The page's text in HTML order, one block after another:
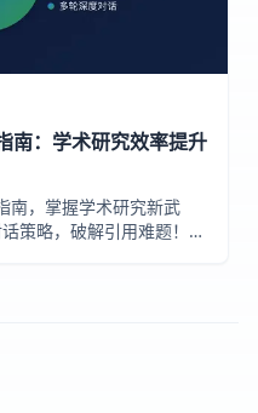
南：学术研究效率提升
南，掌握学术研究新武
策略，破解引用难题！从